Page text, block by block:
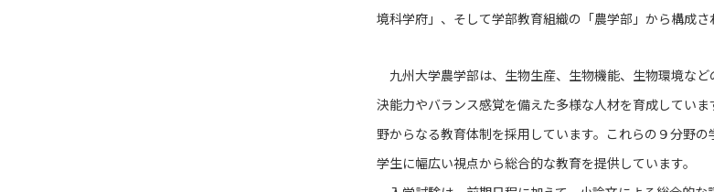
境科学府」、そして学部教育組織の「農学部」から構成さ
九州大学農学部は、生物生産、生物機能、生物環境な
決能力やバランス感覚を備えた多様な人材を育成してい
野からなる教育体制を採用しています。これらの９分野
学生に幅広い視点から総合的な教育を提供しています。